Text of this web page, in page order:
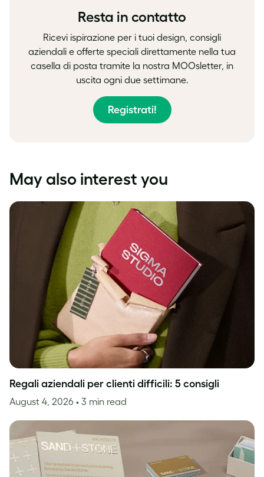
Resta in contatto
Ricevi ispirazione per i tuoi design, consigli
aziendali e offerte speciali direttamente nella tua
casella di posta tramite la nostra MOOsletter, in
uscita ogni due settimane.
Registrati!
May also interest you
Regali aziendali per clienti difficili: 5 consigli
August 4, 2026 • 3 min read